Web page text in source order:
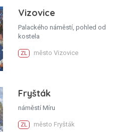
Vizovice
Palackého náměstí, pohled od
kostela
ZL město Vizovice
Fryšták
náměstí Míru
ZL město Fryšták